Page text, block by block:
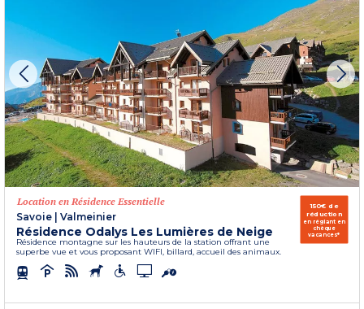
Location en Résidence Essentielle
Savoie
Valmeinier
Résidence Odalys Les Lumières de Neige
Résidence montagne sur les hauteurs de la station offrant une
superbe vue et vous proposant WIFI, billard, accueil des animaux.
150€ de
réduction
en réglant en
chèque
vacances*